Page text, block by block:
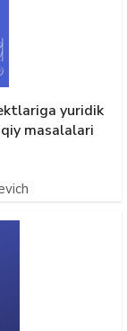
yuridik
masalalari